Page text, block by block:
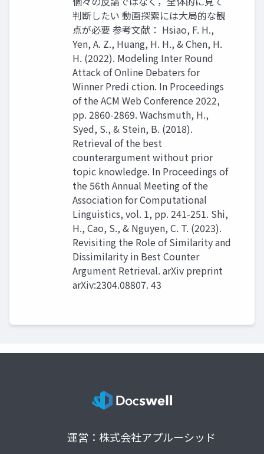
判断したい 動画探索には大局的な観
点が必要 参考文献： Hsiao, F. H.,
Yen, A. Z., Huang, H. H., & Chen, H.
H. (2022). Modeling Inter Round
Attack of Online Debaters for
Winner Predi ction. In Proceedings
of the ACM Web Conference 2022,
pp. 2860-2869. Wachsmuth, H.,
Syed, S., & Stein, B. (2018).
Retrieval of the best
counterargument without prior
topic knowledge. In Proceedings of
the 56th Annual Meeting of the
Association for Computational
Linguistics, vol. 1, pp. 241-251. Shi,
H., Cao, S., & Nguyen, C. T. (2023).
Revisiting the Role of Similarity and
Dissimilarity in Best Counter
Argument Retrieval. arXiv preprint
arXiv:2304.08807. 43
運営：株式会社アプルーシッド